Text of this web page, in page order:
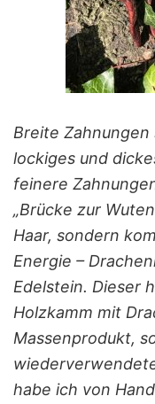
Breite
lockiges und
feinere
„Brücke zur
Haar, sondern
Energie –
Edelstein. Dieser
Holzkamm mit
Massenprodukt,
habe ich von